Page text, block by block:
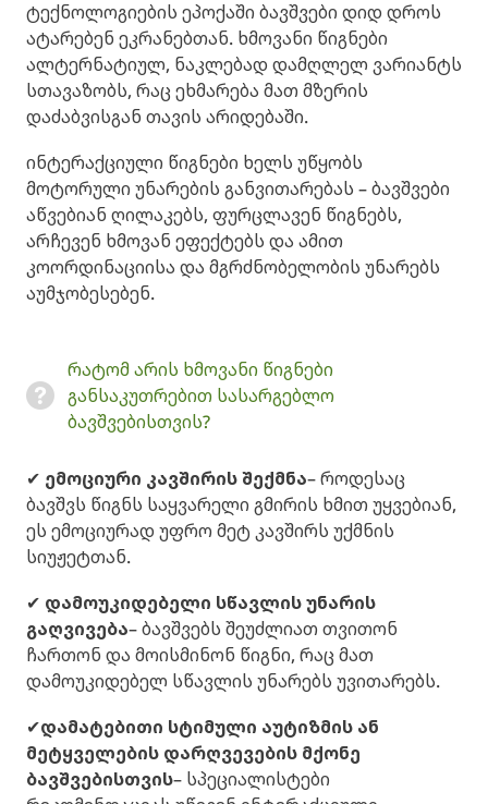
ტექნოლოგიების ეპოქაში ბავშვები დიდ დროს
ატარებენ ეკრანებთან. ხმოვანი წიგნები
ალტერნატიულ, ნაკლებად დამღლელ ვარიანტს
სთავაზობს, რაც ეხმარება მათ მზერის
დაძაბვისგან თავის არიდებაში.
ინტერაქციული წიგნები ხელს უწყობს
მოტორული უნარების განვითარებას – ბავშვები
აწვებიან ღილაკებს, ფურცლავენ წიგნებს,
არჩევენ ხმოვან ეფექტებს და ამით
კოორდინაციისა და მგრძნობელობის უნარებს
აუმჯობესებენ.
რატომ არის ხმოვანი წიგნები
განსაკუთრებით სასარგებლო
ბავშვებისთვის?
✔ ემოციური კავშირის შექმნა– როდესაც
ბავშვს წიგნს საყვარელი გმირის ხმით უყვებიან,
ეს ემოციურად უფრო მეტ კავშირს უქმნის
სიუჟეტთან.
✔ დამოუკიდებელი სწავლის უნარის
გაღვივება– ბავშვებს შეუძლიათ თვითონ
ჩართონ და მოისმინონ წიგნი, რაც მათ
დამოუკიდებელ სწავლის უნარებს უვითარებს.
✔დამატებითი სტიმული აუტიზმის ან
მეტყველების დარღვევების მქონე
ბავშვებისთვის– სპეციალისტები